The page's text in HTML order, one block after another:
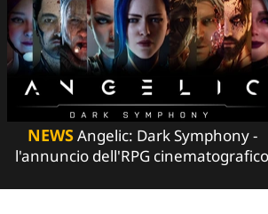
NEWSAngelic: Dark Symphony -
l'annuncio dell'RPG cinematografico